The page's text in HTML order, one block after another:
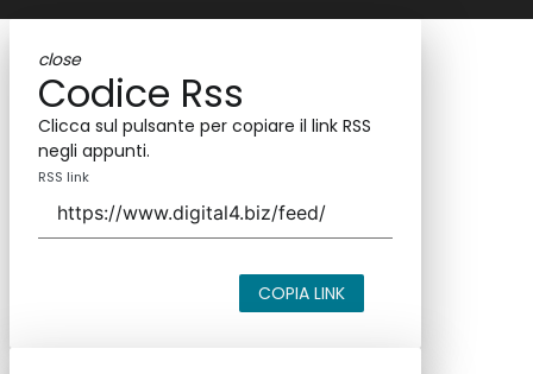
close
Codice Rss
Clicca sul pulsante per copiare il link RSS
negli appunti.
RSS link
COPIA LINK